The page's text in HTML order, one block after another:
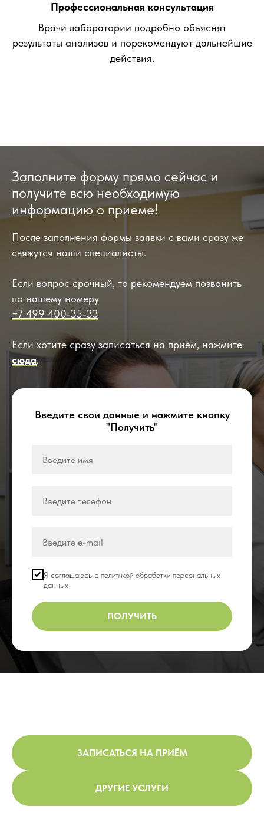
Профессиональная консультация
Врачи лаборатории подробно объяснят
результаты анализов и порекомендуют дальнейшие
действия.
Заполните форму прямо сейчас и
получите всю необходимую
информацию о приеме!
После заполнения формы заявки с вами сразу же
свяжутся наши специалисты.
Если вопрос срочный, то рекомендуем позвонить
по нашему номеру
+7 499 400-35-33
Если хотите сразу записаться на приём, нажмите
сюда.
Введите свои данные и нажмите кнопку
"Получить"
Я соглашаюсь с политикой обработки персональных
данных
ПОЛУЧИТЬ
ЗАПИСАТЬСЯ НА ПРИЁМ
ДРУГИЕ УСЛУГИ